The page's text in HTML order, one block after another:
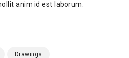
anim id est laborum.
Drawings